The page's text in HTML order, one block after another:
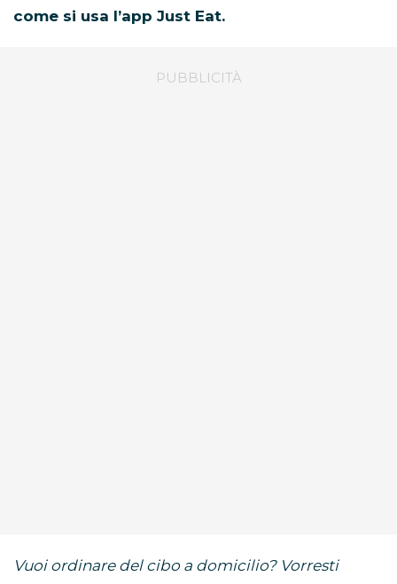
come si usa l’app Just Eat.
Vuoi ordinare del cibo a domicilio? Vorresti